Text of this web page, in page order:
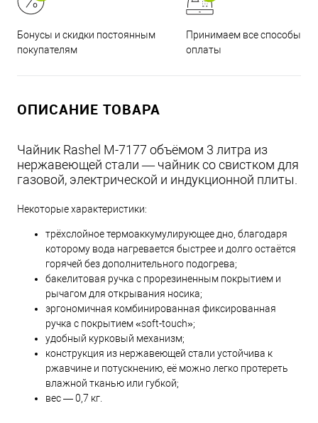
Бонусы и скидки постоянным
покупателям
Принимаем все способы
оплаты
ОПИСАНИЕ ТОВАРА
Чайник Rashel М-7177 объёмом 3 литра из
нержавеющей стали — чайник со свистком для
газовой, электрической и индукционной плиты.
Некоторые характеристики:
трёхслойное термоаккумулирующее дно, благодаря
которому вода нагревается быстрее и долго остаётся
горячей без дополнительного подогрева;
бакелитовая ручка с прорезиненным покрытием и
рычагом для открывания носика;
эргономичная комбинированная фиксированная
ручка с покрытием «soft-touch»;
удобный курковый механизм;
конструкция из нержавеющей стали устойчива к
ржавчине и потускнению, её можно легко протереть
влажной тканью или губкой;
вес — 0,7 кг.